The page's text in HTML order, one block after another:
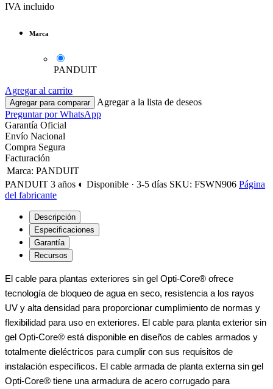
IVA incluido
Marca
PANDUIT
Agregar al carrito
Agregar para comparar
Agregar a la lista de deseos
Preguntar por WhatsApp
Garantía Oficial
Envío Nacional
Compra Segura
Facturación
Marca: PANDUIT
PANDUIT 3 años ◐ Disponible · 3-5 días SKU: FSWN906 Página
del fabricante
Descripción
Especificaciones
Garantía
Recursos
El cable para plantas exteriores sin gel Opti-Core® ofrece
tecnología de bloqueo de agua en seco, resistencia a los rayos
UV y alta densidad para proporcionar cumplimiento de normas y
flexibilidad para uso en exteriores. El cable para planta exterior sin
gel Opti-Core® está disponible en diseños de cables armados y
totalmente dieléctricos para cumplir con sus requisitos de
instalación específicos. El cable armada de planta externa sin gel
Opti-Core® tiene una armadura de acero corrugado para